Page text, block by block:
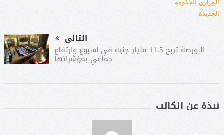
التالى
البورصة تربح 11.5 مليار جنيه في أسبوع وارتفاع
جماعي بمؤشراتها
نبذة عن الكاتب